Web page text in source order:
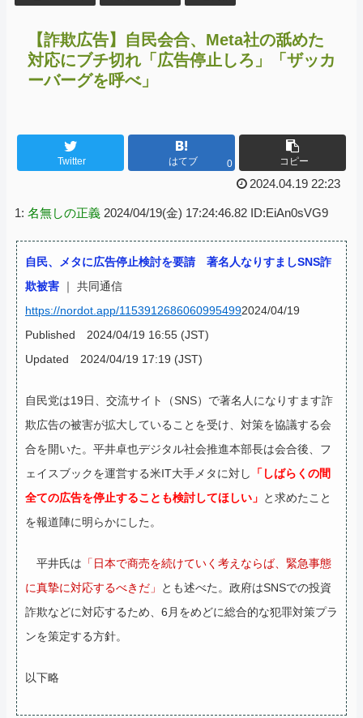
【詐欺広告】自民会合、Meta社の舐めた
対応にブチ切れ「広告停止しろ」「ザッカ
ーバーグを呼べ」
Twitter はてブ 0 コピー
2024.04.19 22:23
1: 名無しの正義 2024/04/19(金) 17:24:46.82 ID:EiAn0sVG9
自民、メタに広告停止検討を要請 著名人なりすましSNS詐
欺被害
｜ 共同通信
https://nordot.app/11539126860609954992024/04/19
Published 2024/04/19 16:55 (JST)
Updated 2024/04/19 17:19 (JST)
自民党は19日、交流サイト（SNS）で著名人になりすます詐
欺広告の被害が拡大していることを受け、対策を協議する会
合を開いた。平井卓也デジタル社会推進本部長は会合後、フ
ェイスブックを運営する米IT大手メタに対し
「しばらくの間
全ての広告を停止することも検討してほしい」 と求めたこと
を報道陣に明らかにした。
平井氏は 「日本で商売を続けていく考えならば、緊急事態
に真摯に対応するべきだ」
とも述べた。政府はSNSでの投資
詐欺などに対応するため、6月をめどに総合的な犯罪対策プラ
ンを策定する方針。
以下略